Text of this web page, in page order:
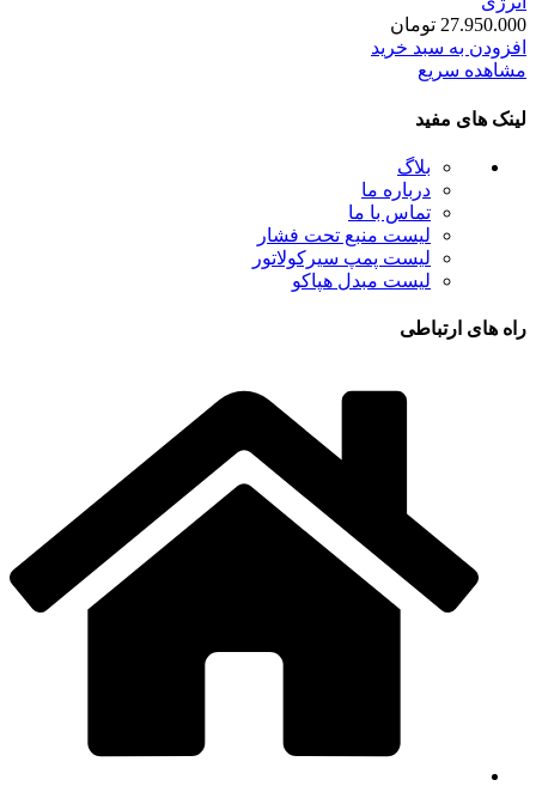
27.950.000 تومان
افزودن به سبد خرید
مشاهده سریع
لینک های مفید
بلاگ
درباره ما
تماس با ما
لیست منبع تحت فشار
لیست پمپ سیرکولاتور
لیست مبدل هپاکو
راه های ارتباطی